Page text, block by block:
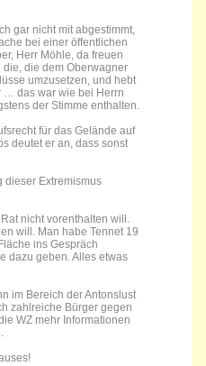
gar nicht mit abgestimmt,
bei einer öffentlichen
Herr Möhle, da freuen
die dem Oberwagner
umzusetzen, und hebt
… das war wie bei Herrn
der Stimme enthalten.
für das Gelände auf
deutet er an, dass sonst
dieser Extremismus
nicht vorenthalten will.
will. Man habe Tennet 19
ins Gespräch
dazu geben. Alles etwas
im Bereich der Antonslust
zahlreiche Bürger gegen
WZ mehr Informationen